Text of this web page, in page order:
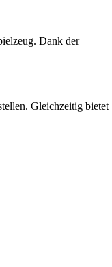
Dank der
Gleichzeitig bietet